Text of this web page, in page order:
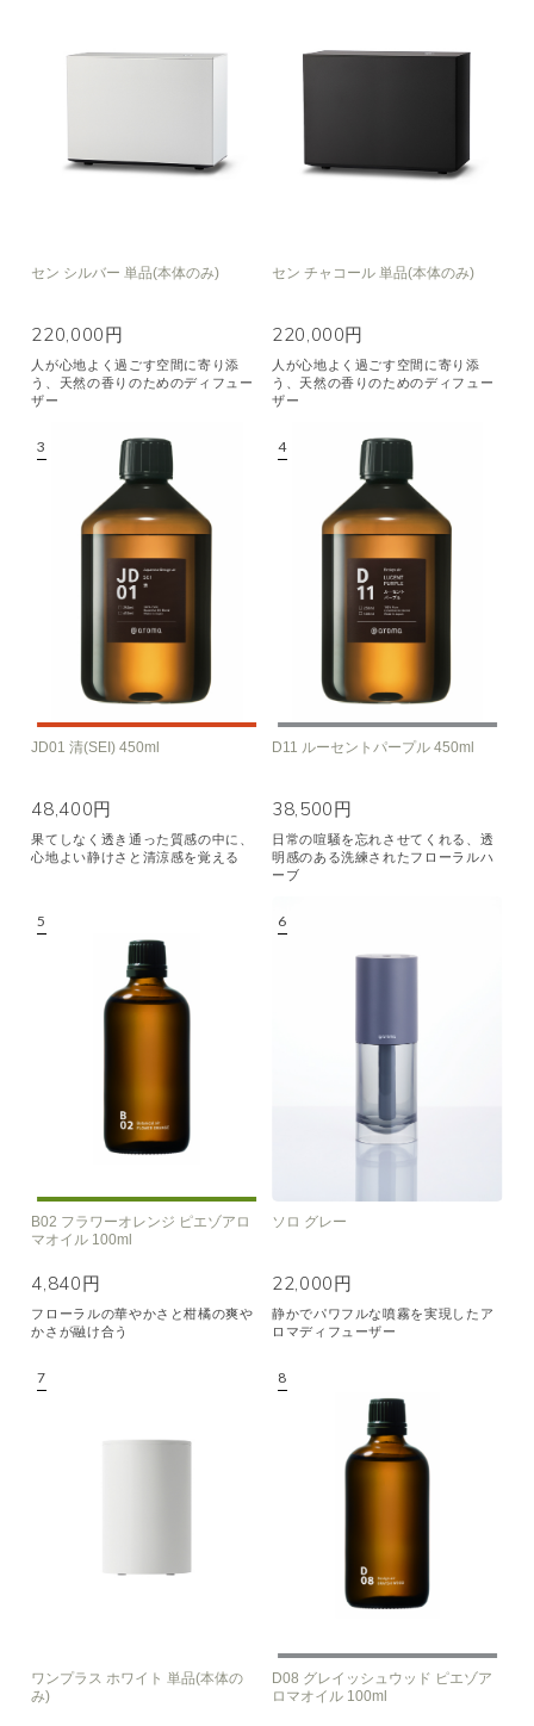
セン シルバー 単品(本体のみ)
220,000円
人が心地よく過ごす空間に寄り添
う、天然の香りのためのディフュー
ザー
セン チャコール 単品(本体のみ)
220,000円
人が心地よく過ごす空間に寄り添
う、天然の香りのためのディフュー
ザー
JD01 清(SEI) 450ml
48,400円
果てしなく透き通った質感の中に、
心地よい静けさと清涼感を覚える
D11 ルーセントパープル 450ml
38,500円
日常の喧騒を忘れさせてくれる、透
明感のある洗練されたフローラルハ
ーブ
B02 フラワーオレンジ ピエゾアロ
マオイル 100ml
4,840円
フローラルの華やかさと柑橘の爽や
かさが融け合う
ソロ グレー
22,000円
静かでパワフルな噴霧を実現したア
ロマディフューザー
ワンプラス ホワイト 単品(本体の
み)
D08 グレイッシュウッド ピエゾア
ロマオイル 100ml